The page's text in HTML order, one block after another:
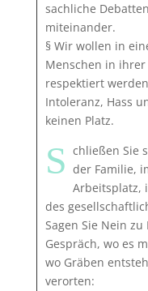
sachliche
miteinander.
§ Wir wollen in
Menschen in
respektiert
Intoleranz, Hass
keinen Platz.
S chließen Sie
der Familie,
Arbeitsplatz,
des
Sagen Sie Nein zu
Gespräch, wo es
wo Gräben
verorten: